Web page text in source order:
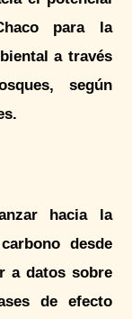
para la
a través
según
hacia la
desde
a datos sobre
de efecto